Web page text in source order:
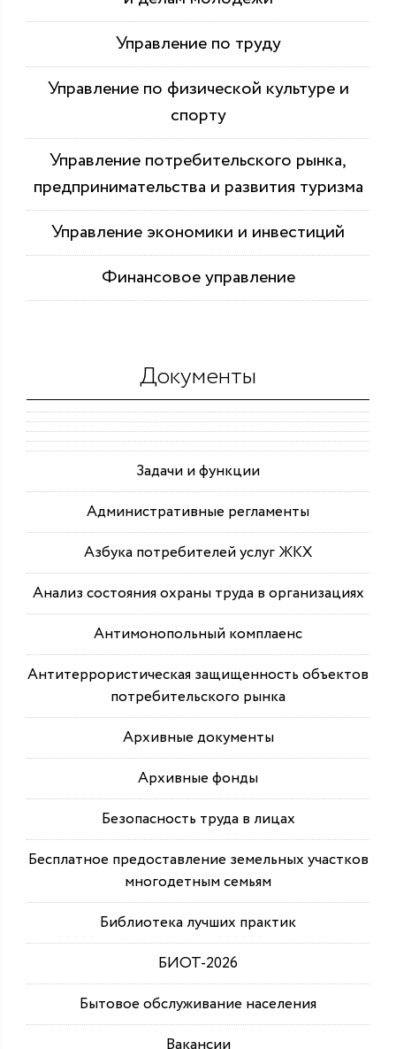
Управление по труду
Управление по физической культуре и
спорту
Управление потребительского рынка,
предпринимательства и развития туризма
Управление экономики и инвестиций
Финансовое управление
Документы
Задачи и функции
Административные регламенты
Азбука потребителей услуг ЖКХ
Анализ состояния охраны труда в организациях
Антимонопольный комплаенс
Антитеррористическая защищенность объектов
потребительского рынка
Архивные документы
Архивные фонды
Безопасность труда в лицах
Бесплатное предоставление земельных участков
многодетным семьям
Библиотека лучших практик
БИОТ-2026
Бытовое обслуживание населения